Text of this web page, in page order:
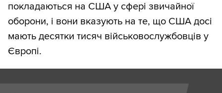
покладаються на США у сфері звичайної
оборони, і вони вказують на те, що США досі
мають десятки тисяч військовослужбовців у
Європі.